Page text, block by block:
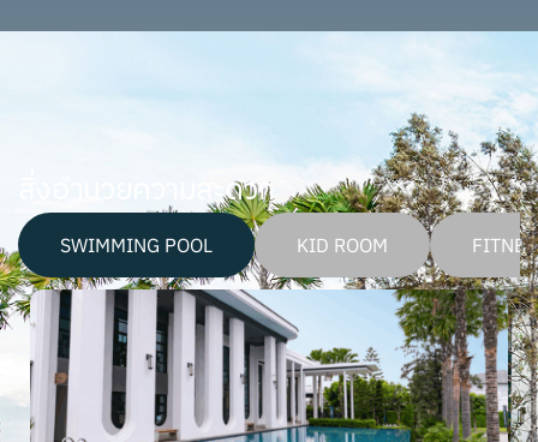
สิ่งอำนวยความสะดวก
SWIMMING POOL KID ROOM